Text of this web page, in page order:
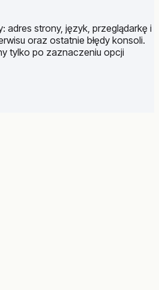
adres strony, język, przeglądarkę i
oraz ostatnie błędy konsoli.
tylko po zaznaczeniu opcji